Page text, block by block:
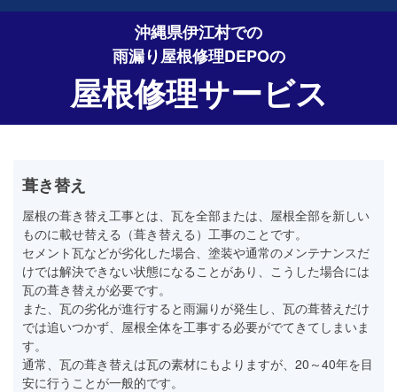
沖縄県伊江村での
雨漏り屋根修理DEPOの
屋根修理サービス
葺き替え
屋根の葺き替え工事とは、瓦を全部または、屋根全部を新しい
ものに載せ替える（葺き替える）工事のことです。
セメント瓦などが劣化した場合、塗装や通常のメンテナンスだ
けでは解決できない状態になることがあり、こうした場合には
瓦の葺き替えが必要です。
また、瓦の劣化が進行すると雨漏りが発生し、瓦の葺替えだけ
では追いつかず、屋根全体を工事する必要がでてきてしまいま
す。
通常、瓦の葺き替えは瓦の素材にもよりますが、20～40年を目
安に行うことが一般的です。